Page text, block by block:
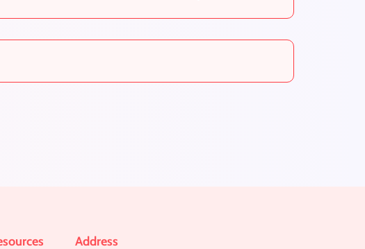
Address